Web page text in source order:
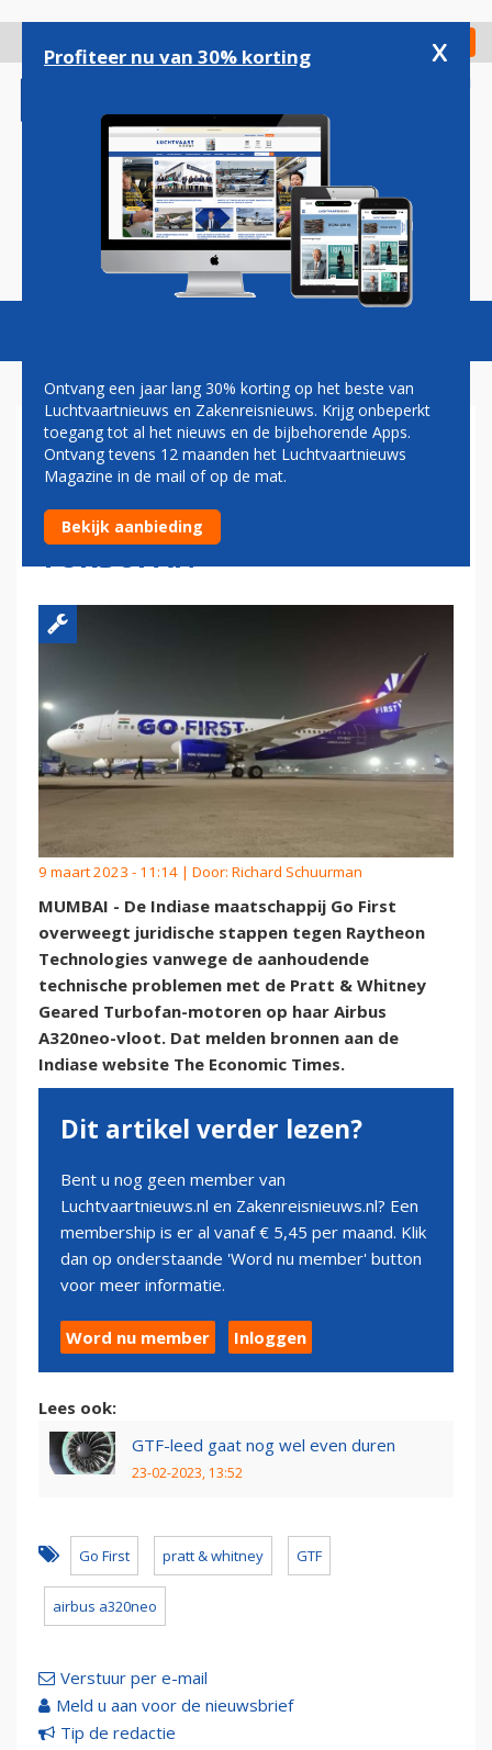
gaan
Check in
Magazine Podcasts Vacatures
GO FIRST OVERWEEGT
STAPPEN TEGEN P&W OVER
BETROUWBAARHEID GEARED
TURBOFAN
9 maart 2023 - 11:14 | Door: Richard Schuurman
MUMBAI - De Indiase maatschappij Go First
overweegt juridische stappen tegen Raytheon
Technologies vanwege de aanhoudende
technische problemen met de Pratt & Whitney
Geared Turbofan-motoren op haar Airbus
A320neo-vloot. Dat melden bronnen aan de
Indiase website The Economic Times.
Dit artikel verder lezen?
Bent u nog geen member van
Luchtvaartnieuws.nl en Zakenreisnieuws.nl? Een
membership is er al vanaf € 5,45 per maand. Klik
dan op onderstaande 'Word nu member' button
voor meer informatie.
Word nu member Inloggen
Lees ook:
GTF-leed gaat nog wel even duren
23-02-2023, 13:52
Go First pratt & whitney GTF
airbus a320neo
Verstuur per e-mail
Meld u aan voor de nieuwsbrief
Tip de redactie
Profiteer nu van 30% korting x
Ontvang een jaar lang 30% korting op het beste van
Luchtvaartnieuws en Zakenreisnieuws. Krijg onbeperkt
toegang tot al het nieuws en de bijbehorende Apps.
Ontvang tevens 12 maanden het Luchtvaartnieuws
Magazine in de mail of op de mat.
Bekijk aanbieding